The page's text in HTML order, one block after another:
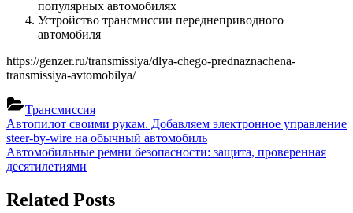
популярных автомобилях
Устройство трансмиссии переднеприводного
автомобиля
https://genzer.ru/transmissiya/dlya-chego-prednaznachena-
transmissiya-avtomobilya/
Трансмиссия
Навигация
по
записям
Previous
Post:
Автопилот своими рукам. Добавляем электронное управление
steer-by-wire на обычный автомобиль
Next
Post:
Автомобильные ремни безопасности: защита, проверенная
десятилетиями
Related Posts